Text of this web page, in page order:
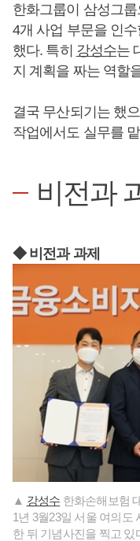
한화그룹이 삼성그
4개 사업 부문을 인
했다. 특히 강성수는
지 계획을 짜는 역할
결국 무산되기는 했
작업에서도 실무를
비전과
◆ 비전과 과제
▲ 강성수 한화손해보험
1년 3월23일 서울 여의도
한 뒤 기념사진을 찍고 있